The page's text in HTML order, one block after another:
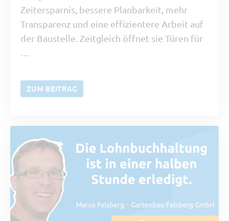
Zeitersparnis, bessere Planbarkeit, mehr
Transparenz und eine effizientere Arbeit auf
der Baustelle. Zeitgleich öffnet sie Türen für
ZUM BEITRAG